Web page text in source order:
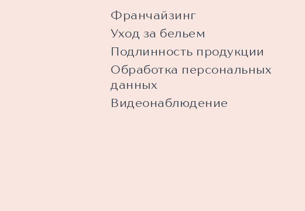
Франчайзинг
Уход за бельем
Подлинность продукции
Обработка персональных
данных
Видеонаблюдение